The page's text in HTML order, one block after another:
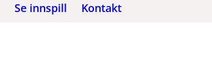
Se innspill Kontakt